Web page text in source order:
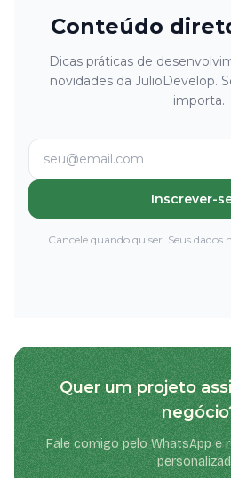
Conteúdo
Dicas práticas de
novidades da JulioDevelop.
importa.
Inscrever-
Cancele quando quiser. Seus
Quer um projeto
Fale comigo pelo WhatsApp e